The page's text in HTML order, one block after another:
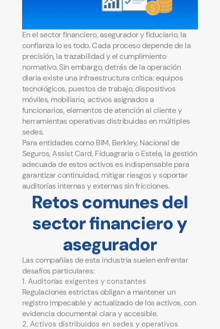
En el sector financiero, asegurador y fiduciario, la
confianza lo es todo. Cada proceso depende de la
precisión, la trazabilidad y el cumplimiento
normativo. Sin embargo, detrás de la operación
diaria existe una infraestructura crítica: equipos
tecnológicos, puestos de trabajo, dispositivos
móviles, mobiliario, activos asignados a
funcionarios, elementos de atención al cliente y
herramientas operativas distribuidas en múltiples
sedes.
Para entidades como BIM, Berkley, Nacional de
Seguros, Assist Card, Fiduagraria o Estela, la gestión
adecuada de estos activos es indispensable para
garantizar continuidad, mitigar riesgos y soportar
auditorías internas y externas sin fricciones.
Retos comunes del
sector financiero y
asegurador
Las compañías de esta industria suelen enfrentar
desafíos particulares:
1. Auditorías exigentes y constantes
Regulaciones estrictas obligan a mantener un
registro impecable y actualizado de los activos, con
evidencia documental clara y accesible.
2. Activos distribuidos en sedes y operativos